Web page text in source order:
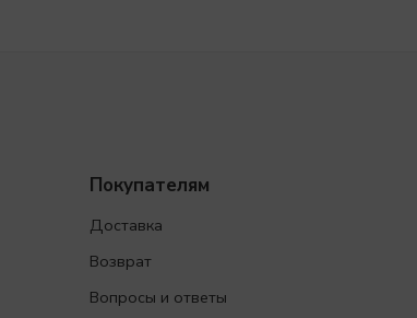
Покупателям
Доставка
Возврат
Вопросы и ответы